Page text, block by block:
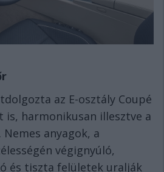
r
az E-osztály Coupé
is, harmonikusan illesztve a
anyagok, a
végignyúló,
és tiszta felületek uralják